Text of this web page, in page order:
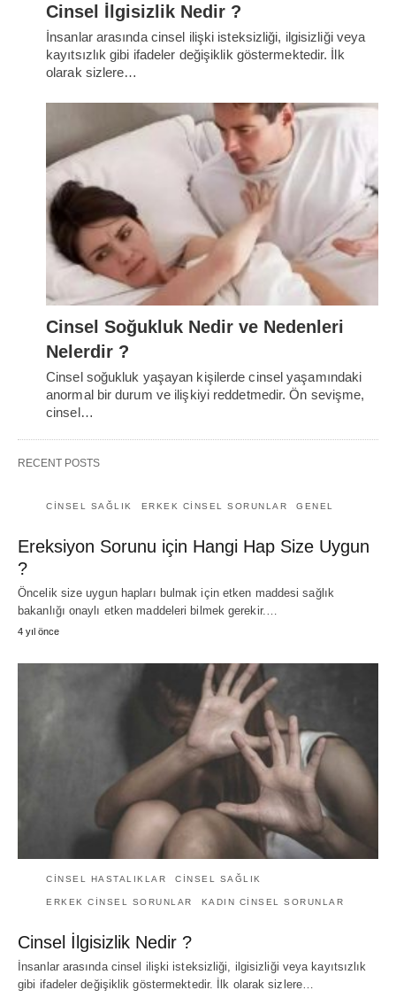
Cinsel İlgisizlik Nedir ?
İnsanlar arasında cinsel ilişki isteksizliği, ilgisizliği veya
kayıtsızlık gibi ifadeler değişiklik göstermektedir. İlk
olarak sizlere…
Cinsel Soğukluk Nedir ve Nedenleri
Nelerdir ?
Cinsel soğukluk yaşayan kişilerde cinsel yaşamındaki
anormal bir durum ve ilişkiyi reddetmedir. Ön sevişme,
cinsel…
RECENT POSTS
CINSEL SAĞLIK ERKEK CINSEL SORUNLAR GENEL
Ereksiyon Sorunu için Hangi Hap Size Uygun
?
Öncelik size uygun hapları bulmak için etken maddesi sağlık
bakanlığı onaylı etken maddeleri bilmek gerekir.…
4 yıl önce
CINSEL HASTALIKLAR CINSEL SAĞLIK
ERKEK CINSEL SORUNLAR KADIN CINSEL SORUNLAR
Cinsel İlgisizlik Nedir ?
İnsanlar arasında cinsel ilişki isteksizliği, ilgisizliği veya kayıtsızlık
gibi ifadeler değişiklik göstermektedir. İlk olarak sizlere…